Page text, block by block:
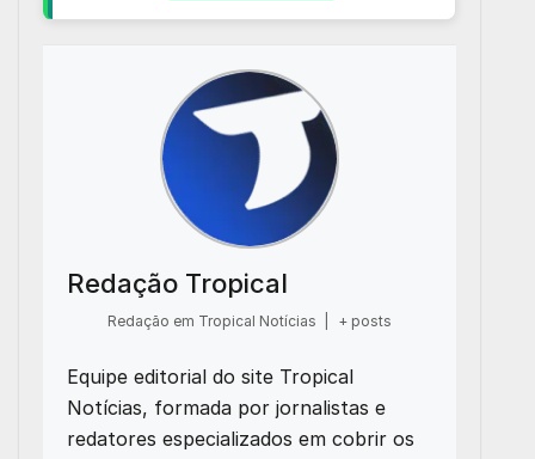
Redação Tropical
Redação em Tropical Notícias + posts
Equipe editorial do site Tropical
Notícias, formada por jornalistas e
redatores especializados em cobrir os